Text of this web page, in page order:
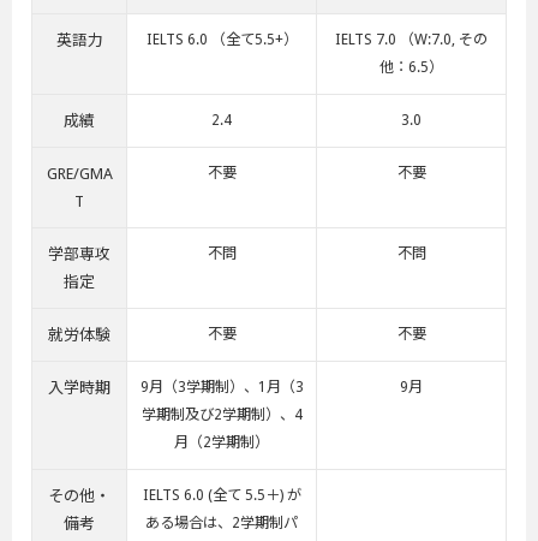
英語力 IELTS 6.0 （全て5.5+）
IELTS 7.0 （W:7.0, その
他：6.5）
成績 2.4 3.0
GRE/GMA
T
不要 不要
学部専攻
指定
不問 不問
就労体験 不要 不要
入学時期
9月（3学期制）、1月（3
学期制及び2学期制）、4
月（2学期制）
9月
その他・
備考
IELTS 6.0 (全て 5.5＋) が
ある場合は、2学期制パ